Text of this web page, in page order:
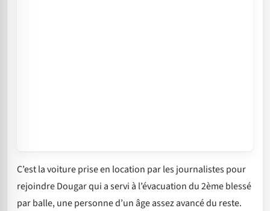
C’est la voiture prise en location par les journalistes pour
rejoindre Dougar qui a servi à l’évacuation du 2ème blessé
par balle, une personne d’un âge assez avancé du reste.